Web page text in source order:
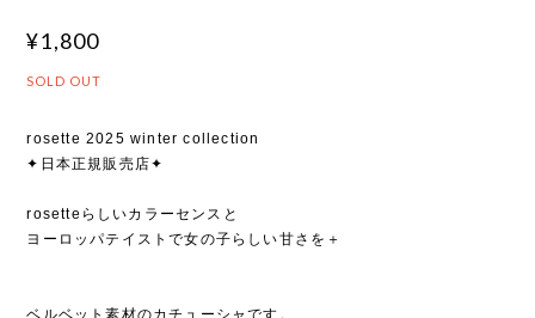
¥1,800
SOLD OUT
rosette 2025 winter collection
✦日本正規販売店✦
rosetteらしいカラーセンスと
ヨーロッパテイストで女の子らしい甘さを＋
ベルベット素材のカチューシャです。